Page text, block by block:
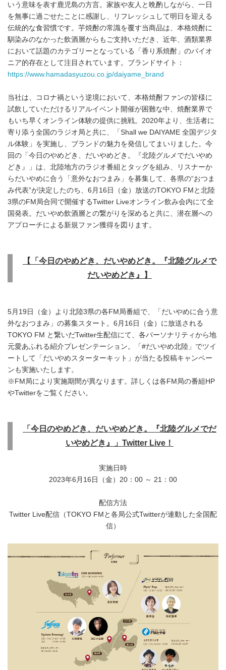
いう意味を表す鹿児島の方言。家族や友人と晩酌しながら、一日
を無事に過ごせたことに感謝し、リフレッシュして明日を迎える
伝統的な食習慣です。芋焼酎の常識を覆す当商品は、本格焼酎に
馴染みのなかった飲酒層からもご支持いただき、近年、酒類業界
において話題のカテゴリーとなっている「香り系焼酎」のパイオ
ニア的存在として注目されています。ブランドサイト：
https://www.hamadasyuzou.co.jp/daiyame_brand
当社は、コロナ禍という逆境において、本格焼酎ファンの皆様に
試飲していただけるリアルイベント開催が困難な中、焼酎業界で
もいち早くオンライン体験の提供に挑戦。2020年より、生活者に
寄り添う全国のラジオ局と共に、「Shall we DAIYAME 全国デジタ
ル体験」を実施し、ブランドの魅力を発信してまいりました。今
回の「今日のやめどき、だいやめどき。『北陸グルメでだいやめ
どき』」は、北陸地方のラジオ番組とタッグを組み、リスナーか
らだいやめに合う「意外なおつまみ」を募集して、各県の“おつま
み代表”が決定したのち、6月16日（金）放送のTOKYO FMと北陸
3県のFM局合同で開催するTwitter Liveオンライン飲み会内にて全
国発表。だいやめ飲酒層との繋がりを深めると共に、潜在層への
アプローチによる新規ファン獲得を図ります。
【「今日のやめどき、だいやめどき。『北陸グルメで
だいやめどき』】
5月19日（金）より北陸3県の各FM局番組で、「だいやめに合う意
外なおつまみ」の募集スタート。6月16日（金）に放送される
TOKYO FM と繋いだTwitter生配信にて、各パーソナリティから地
元愛あふれる紹介プレゼンテーション。「#だいやめ北陸」でツイ
ートして「だいやめスターターキット」が当たる投稿キャンペー
ンも実施いたします。
※FM局により実施期間が異なります。詳しくは各FM局の番組HP
やTwitterをご覧ください。
「今日のやめどき、だいやめどき。
『北陸グルメでだ
いやめどき』
」 Twitter Live ！
実施日時
2023年6月16日（金）20：00 ～ 21：00
配信方法
Twitter Live配信（TOKYO FMと各局公式Twitterが連動した全国配
信）